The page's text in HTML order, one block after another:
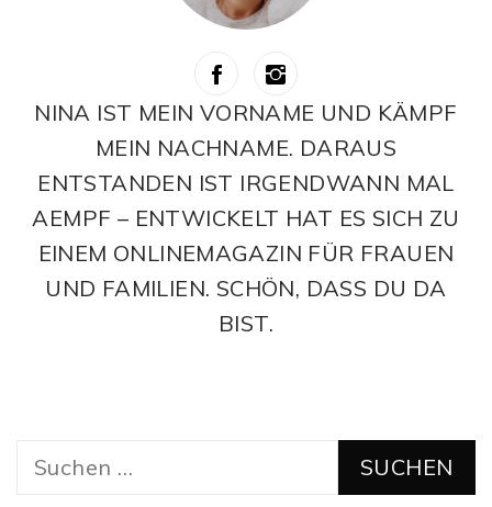
NINA IST MEIN VORNAME UND KÄMPF
MEIN NACHNAME. DARAUS
ENTSTANDEN IST IRGENDWANN MAL
AEMPF – ENTWICKELT HAT ES SICH ZU
EINEM ONLINEMAGAZIN FÜR FRAUEN
UND FAMILIEN. SCHÖN, DASS DU DA
BIST.
Suchen